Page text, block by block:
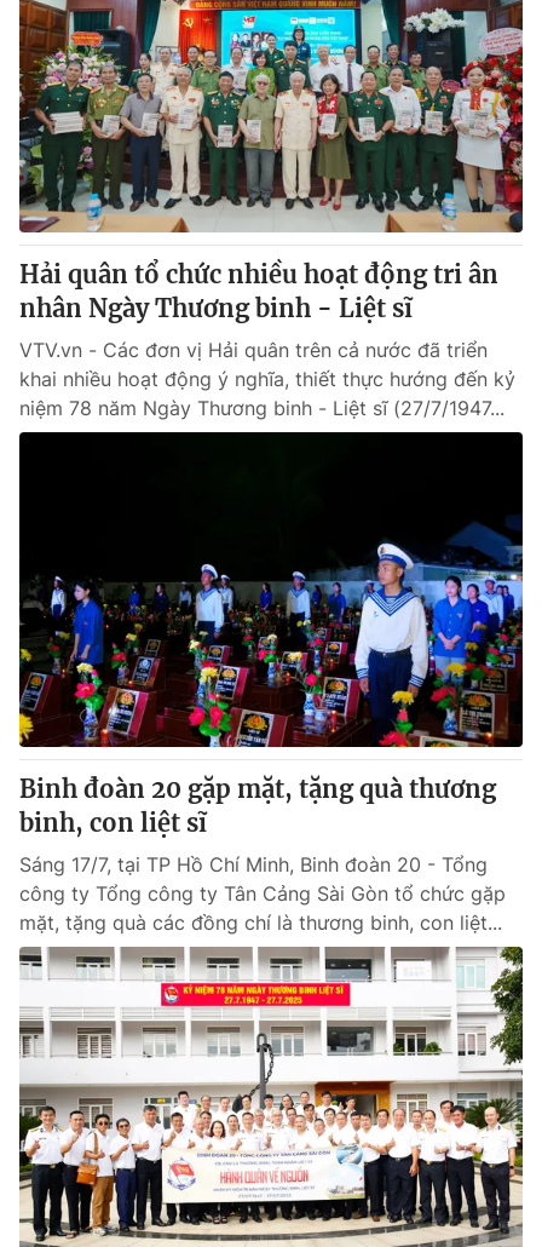
® Cấm sao chép dưới mọi hình thức nếu không có sự chấp
thuận bằng văn bản. Ghi rõ nguồn VTV.vn khi phát hành lại
thông tin từ website này.
Hải quân tổ chức nhiều hoạt động tri ân
nhân Ngày Thương binh - Liệt sĩ
VTV.vn - Các đơn vị Hải quân trên cả nước đã triển
khai nhiều hoạt động ý nghĩa, thiết thực hướng đến kỷ
niệm 78 năm Ngày Thương binh - Liệt sĩ (27/7/1947...
Binh đoàn 20 gặp mặt, tặng quà thương
binh, con liệt sĩ
Sáng 17/7, tại TP Hồ Chí Minh, Binh đoàn 20 - Tổng
công ty Tổng công ty Tân Cảng Sài Gòn tổ chức gặp
mặt, tặng quà các đồng chí là thương binh, con liệt...